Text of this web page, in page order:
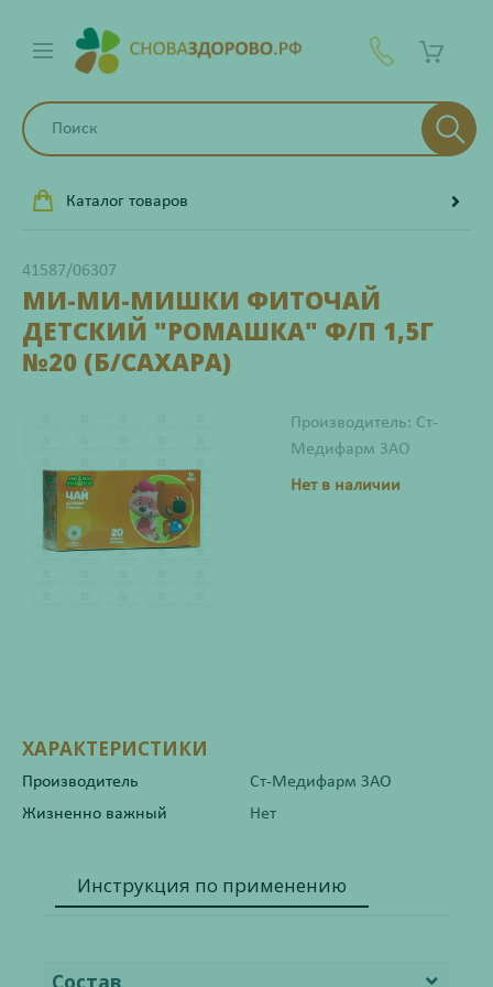
Каталог товаров
41587/06307
МИ-МИ-МИШКИ ФИТОЧАЙ
ДЕТСКИЙ "РОМАШКА" Ф/П 1,5Г
№20 (Б/САХАРА)
Производитель: Ст-
Медифарм ЗАО
Нет в наличии
ХАРАКТЕРИСТИКИ
Производитель
Ст-Медифарм ЗАО
Жизненно важный
Нет
Инструкция по применению
Состав